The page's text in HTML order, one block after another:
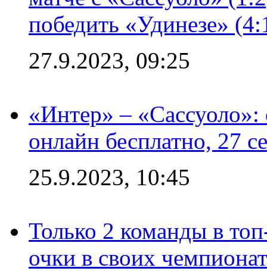
победить «Удинезе»
27.9.2023, 09:25
«Интер» –
онлайн бесплатно, 27
25.9.2023, 10:45
Только 2 команды в
очки в своих